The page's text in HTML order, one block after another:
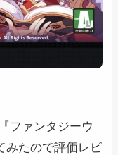
ファンタジーウ
みたので評価レビ